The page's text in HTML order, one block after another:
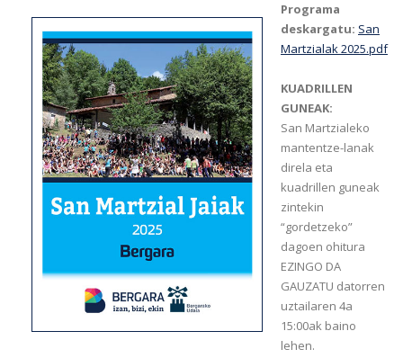
Programa
deskargatu: San
Martzialak 2025.pdf
KUADRILLEN
GUNEAK:
San Martzialeko
mantentze-lanak
direla eta
kuadrillen guneak
zintekin
“gordetzeko”
dagoen ohitura
EZINGO DA
GAUZATU datorren
uztailaren 4a
15:00ak baino
lehen.